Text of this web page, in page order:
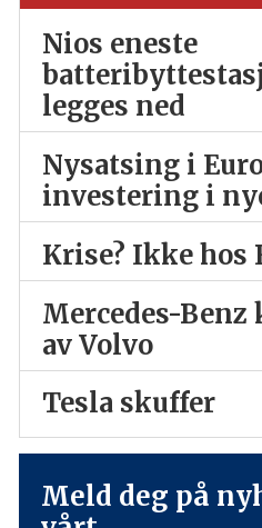
Nios eneste
legges ned
Nysatsing i
investering i
Krise? Ikke hos
Mercedes-
av Volvo
Tesla skuffer
Meld deg på